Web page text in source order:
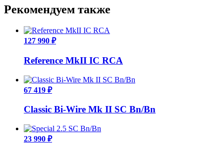
Рекомендуем также
127 990 ₽
Reference MkII IC RCA
67 419 ₽
Classic Bi-Wire Mk II SC Bn/Bn
23 990 ₽